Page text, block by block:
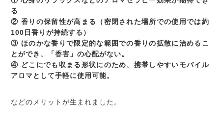
る
② 香りの保留性が高まる（密閉された場所での使用では約
100日香りが持続する）
③ ほのかな香りで限定的な範囲での香りの拡散に治めるこ
とができ、「香害」の心配がない。
④ どこにでも収まる形状にのため、携帯しやすいモバイル
アロマとして手軽に使用可能。
などのメリットが生まれました。